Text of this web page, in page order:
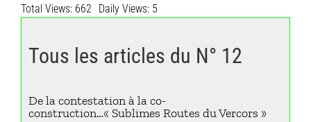
Total Views: 662 Daily Views: 5
Tous les articles du N° 12
De la contestation à la co-
construction…« Sublimes Routes du Vercors »